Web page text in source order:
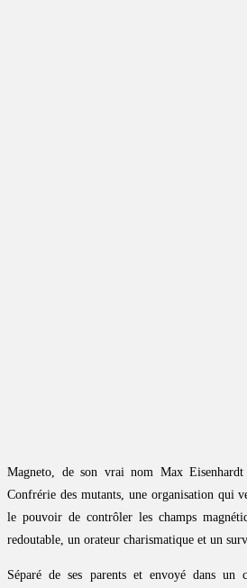
Magneto, de son vrai nom Max
Confrérie des mutants, une organisation qui
le pouvoir de contrôler les champs
redoutable, un orateur charismatique et un
Séparé de ses parents et envoyé dans un